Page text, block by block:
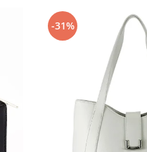
-31%